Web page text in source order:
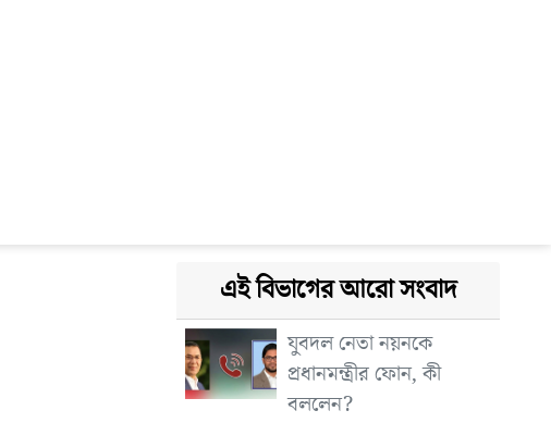
এই বিভাগের আরো সংবাদ
যুবদল নেতা নয়নকে
প্রধানমন্ত্রীর ফোন, কী
বললেন?